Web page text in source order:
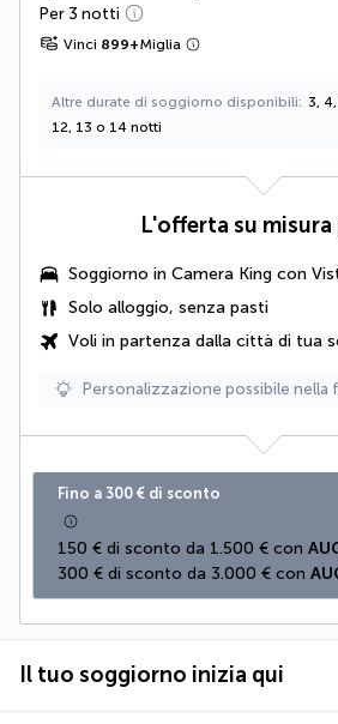
Per 3 notti
Vinci 899+Miglia
Altre durate di soggiorno disponibili
3,
12, 13 o 14 notti
L'offerta su misura
Soggiorno in Camera King con
Solo alloggio, senza pasti
Voli in partenza dalla città di tua
Personalizzazione possibile nella
Fino a 300 € di sconto
150 € di sconto da 1.500 € con
300 € di sconto da 3.000 € con
Il tuo soggiorno inizia qui